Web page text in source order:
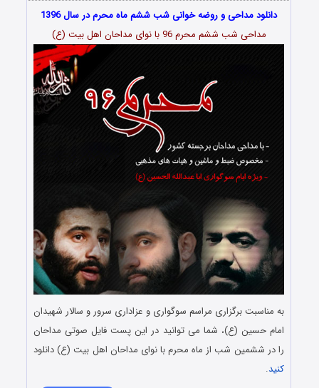
دانلود مداحی و روضه خوانی شب ششم ماه محرم در سال 1396
مداحی شب ششم محرم 96 با نوای مداحان اهل بیت (ع)
به مناسبت برگزاری مراسم سوگواری و عزاداری سرور و سالار شهیدان
امام حسین (ع)، شما می توانید در این پست فایل صوتی مداحان
را در ششمین شب از ماه محرم با نوای مداحان اهل بیت (ع) دانلود
کنید.